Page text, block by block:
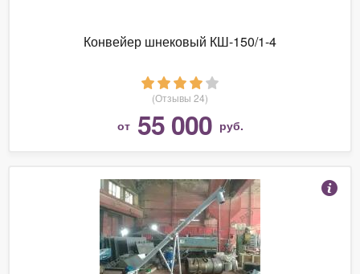
Конвейер шнековый КШ-150/1-4
(Отзывы 24)
от 55 000 руб.